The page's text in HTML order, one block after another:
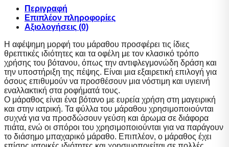
Περιγραφή
Επιπλέον πληροφορίες
Αξιολογήσεις (0)
Η αφέψημη μορφή του μάραθου προσφέρει τις ίδιες
θρεπτικές ιδιότητες και τα οφέλη με τον κλασικό τρόπο
χρήσης του βότανου, όπως την αντιφλεγμονώδη δράση και
την υποστήριξη της πέψης. Είναι μια εξαιρετική επιλογή για
όσους επιθυμούν να προσθέσουν μια νόστιμη και υγιεινή
εναλλακτική στα ροφήματά τους.
Ο μάραθος είναι ένα βότανο με ευρεία χρήση στη μαγειρική
και στην ιατρική. Τα φύλλα του μάραθου χρησιμοποιούνται
συχνά για να προσδώσουν γεύση και άρωμα σε διάφορα
πιάτα, ενώ οι σπόροι του χρησιμοποιούνται για να παράγουν
το διάσημο μπαχαρικό μάραθο. Επιπλέον, ο μάραθος έχει